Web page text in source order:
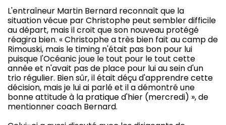
L'entraîneur Martin Bernard reconnaît que la
situation vécue par Christophe peut sembler difficile
au départ, mais il croit que son nouveau protégé
réagira bien. « Christophe a très bien fait au camp de
Rimouski, mais le timing n'était pas bon pour lui
puisque l'Océanic joue le tout pour le tout cette
année et n'avait pas de place pour lui au sein d'un
trio régulier. Bien sûr, il était déçu d'apprendre cette
décision, mais je lui ai parlé et il a démontré une
bonne attitude à la pratique d'hier (mercredi) », de
mentionner coach Bernard.